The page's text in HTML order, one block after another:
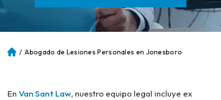
Ini / Abogado de Lesiones Personales en Jonesboro
En Van Sant Law, nuestro equipo legal incluye ex